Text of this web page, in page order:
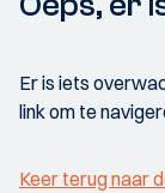
Er is iets
link om te
Keer terug naar